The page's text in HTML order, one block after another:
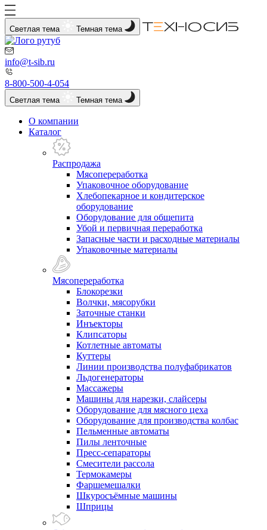
Светлая тема Темная тема
info@t-sib.ru
8-800-500-4-054
Светлая тема Темная тема
О компании
Каталог
Распродажа
Мясопереработка
Упаковочное оборудование
Хлебопекарное и кондитерское
оборудование
Оборудование для общепита
Убой и первичная переработка
Запасные части и расходные материалы
Упаковочные материалы
Мясопереработка
Блокорезки
Волчки, мясорубки
Заточные станки
Инъекторы
Клипсаторы
Котлетные автоматы
Куттеры
Линии производства полуфабрикатов
Льдогенераторы
Массажеры
Машины для нарезки, слайсеры
Оборудование для мясного цеха
Оборудование для производства колбас
Пельменные автоматы
Пилы ленточные
Пресс-сепараторы
Смесители рассола
Термокамеры
Фаршемешалки
Шкуросъёмные машины
Шприцы